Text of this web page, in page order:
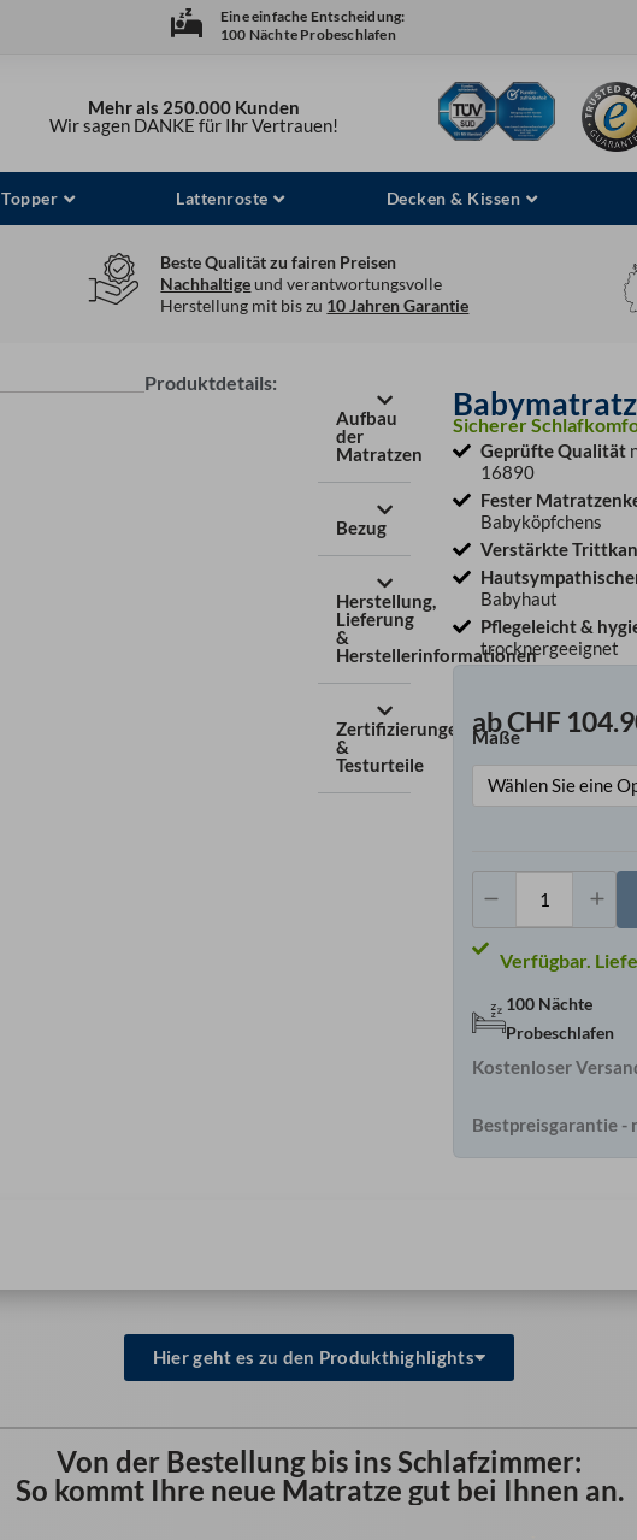
Eine einfache Entscheidung:
100 Nächte Probeschlafen
Mehr als 250.000 Kunden
Wir sagen DANKE für Ihr Vertrauen!
Topper Lattenroste Decken & Kissen
Beste Qualität zu fairen Preisen
Nachhaltige und verantwortungsvolle
Herstellung mit bis zu 10 Jahren Garantie
Produktdetails:
Aufbau
der
Matratzen
Bezug
Herstellung,
Lieferung
&
Herstellerinformationen
Zertifizierungen
&
Testurteile
Sicherer
Geprüfte Qualität
16890
Fester
Babyköpfchens
Verstärkte
Babyhaut
Pflegeleicht &
trocknergeeignet
abCHF
Maße
100 Nächte
Probeschlafen
Kostenloser
Bestpreisgarantie -
Hier geht es zu den Produkthighlights
Von der Bestellung bis ins Schlafzimmer:
So kommt Ihre neue Matratze gut bei Ihnen an.